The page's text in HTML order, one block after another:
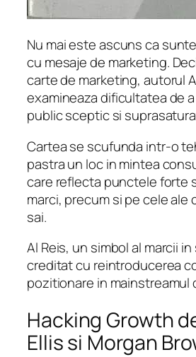
Nu mai este ascuns ca
cu mesaje de marketing.
carte de marketing, autorul
examineaza dificultatea de
public sceptic si
Cartea se scufunda intr-o
pastra un loc in mintea
care reflecta punctele forte
marci, precum si pe cele
sai.
Al Reis, un simbol al marcii
creditat cu reintroducerea
pozitionare in mainstreamul
Hacking Growth
Ellis si Morgan